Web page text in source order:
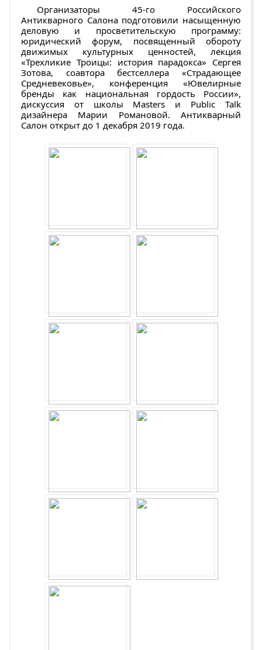
Организаторы 45-го Российского
Антикварного Салона подготовили насыщенную
деловую и просветительскую программу:
юридический форум, посвященный обороту
движимых культурных ценностей, лекция
«Трехликие Троицы: история парадокса» Сергея
Зотова, соавтора бестселлера «Страдающее
Средневековье», конференция «Ювелирные
бренды как национальная гордость России»,
дискуссия от школы Masters и Public Talk
дизайнера Марии Романовой. Антикварный
Салон открыт до 1 декабря 2019 года.